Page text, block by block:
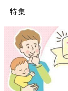
特集
【ワクチン接種で